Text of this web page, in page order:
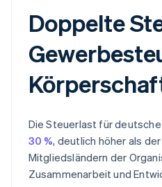
Doppelte
Die Steuerlast für
30 %, deutlich höher als
Mitgliedsländern der
Zusammenarbeit und